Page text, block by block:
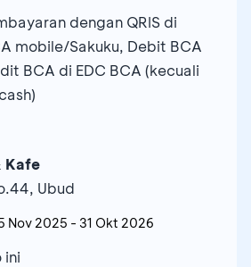
dengan QRIS di
mobile/Sakuku, Debit BCA
BCA di EDC BCA (kecuali
Kafe
Ubud
Nov 2025 - 31 Okt 2026
ini